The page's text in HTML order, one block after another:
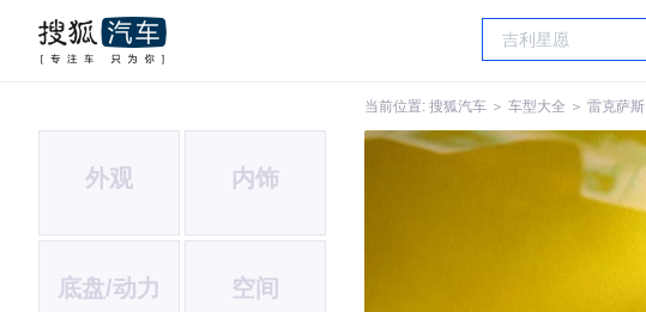
当前位置: 搜狐汽车 ＞ 车型大全 ＞ 雷克萨斯
外观 内饰
底盘/动力 空间